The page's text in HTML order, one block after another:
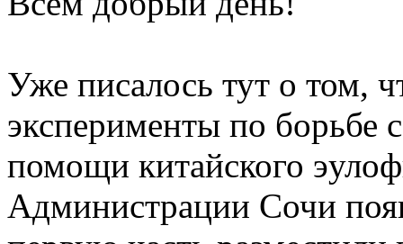
Уже писалось тут о том,
эксперименты по борьбе
помощи китайского
Администрации Сочи